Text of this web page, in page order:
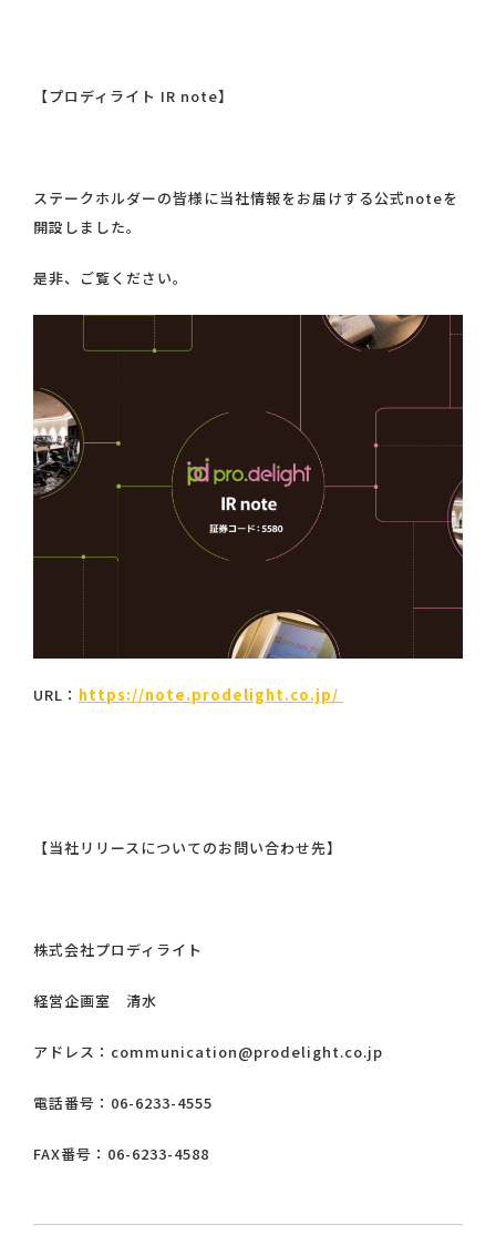
【プロディライト IR note】
ステークホルダーの皆様に当社情報をお届けする公式noteを
開設しました。
是非、ご覧ください。
URL： https://note.prodelight.co.jp/
【当社リリースについてのお問い合わせ先】
株式会社プロディライト
経営企画室 清水
アドレス：communication@prodelight.co.jp
電話番号：06-6233-4555
FAX番号：06-6233-4588